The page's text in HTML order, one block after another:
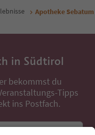
Apotheke Sebatum
in Südtirol
bekommst du
Tipps
ins Postfach.